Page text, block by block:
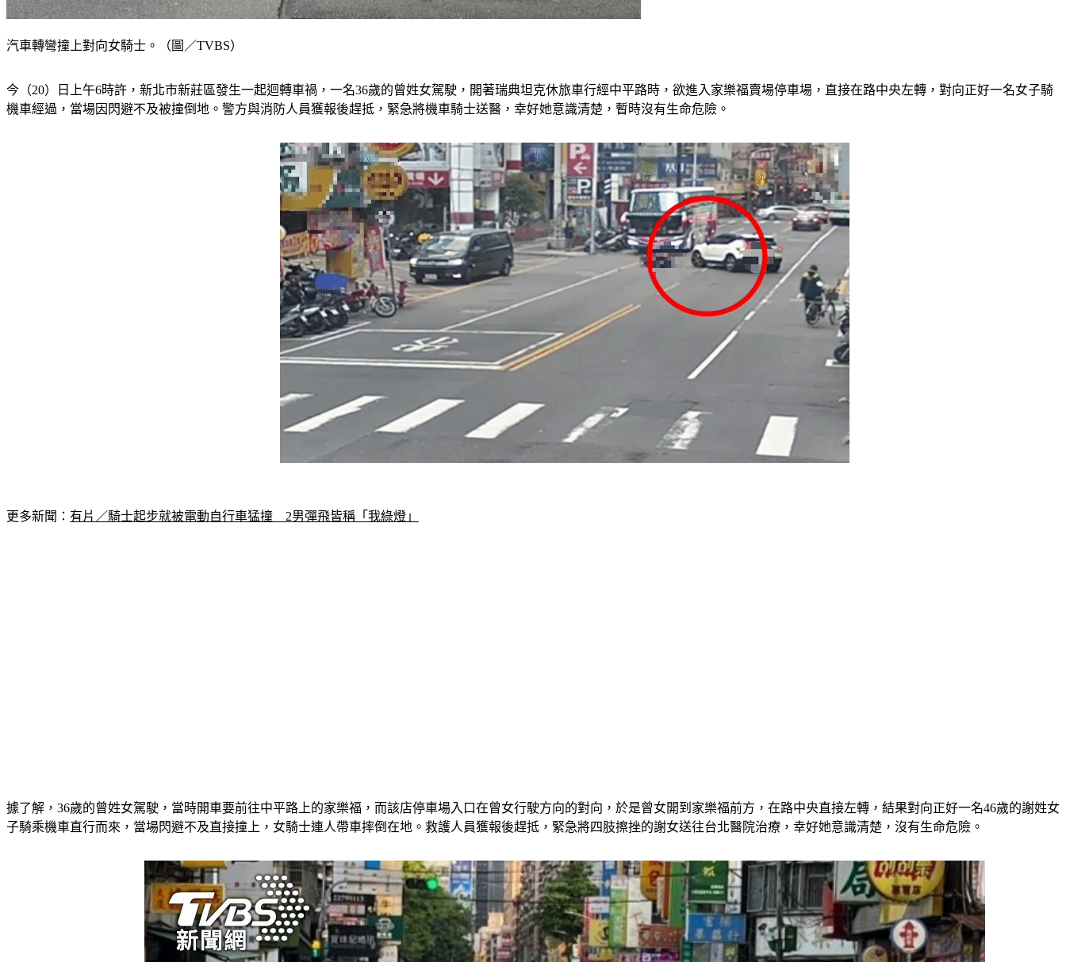
汽車轉彎撞上對向女騎士。（圖／TVBS）
今（20）日上午6時許，新北市新莊區發生一起迴轉車禍，一名36歲的曾姓女駕駛，開著瑞典坦克休旅車行經中平路時，欲進入家樂福賣場停車場，直接在路中央左轉，對向正好一名女子騎
機車經過，當場因閃避不及被撞倒地。警方與消防人員獲報後趕抵，緊急將機車騎士送醫，幸好她意識清楚，暫時沒有生命危險。
更多新聞： 有片／騎士起步就被電動自行車猛撞　2男彈飛皆稱「我綠燈」
據了解，36歲的曾姓女駕駛，當時開車要前往中平路上的家樂福，而該店停車場入口在曾女行駛方向的對向，於是曾女開到家樂福前方，在路中央直接左轉，結果對向正好一名46歲的謝姓女
子騎乘機車直行而來，當場閃避不及直接撞上，女騎士連人帶車摔倒在地。救護人員獲報後趕抵，緊急將四肢擦挫的謝女送往台北醫院治療，幸好她意識清楚，沒有生命危險。